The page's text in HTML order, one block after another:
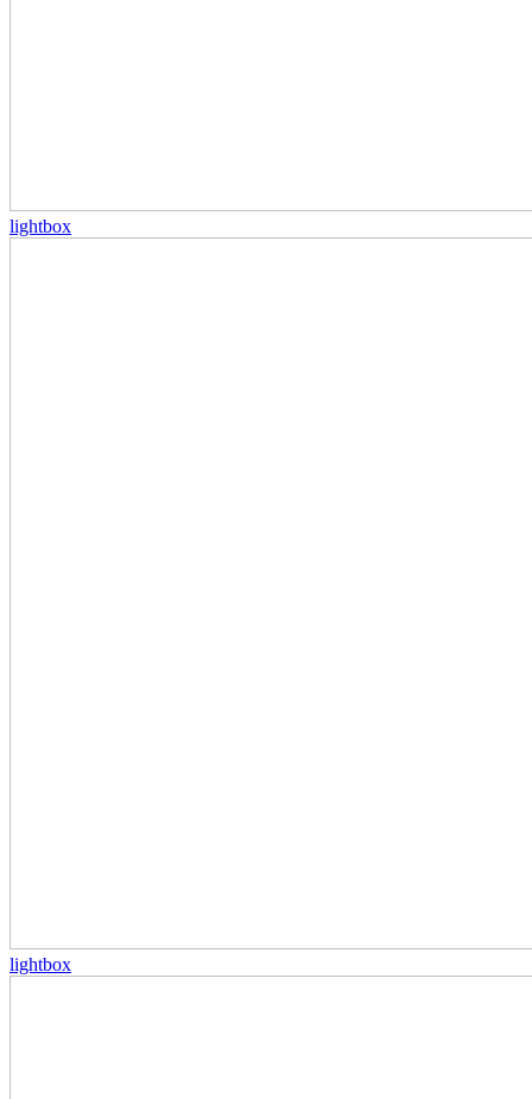
lightbox
lightbox